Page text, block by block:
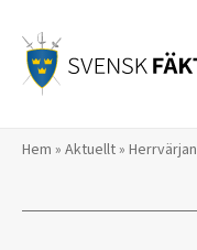
innehåll
Hem » Aktuellt»